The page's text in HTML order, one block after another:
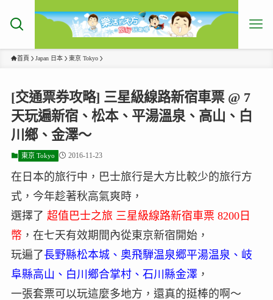
首頁 Japan 日本 東京 Tokyo
[交通票券攻略] 三星級線路新宿車票 @ 7
天玩遍新宿、松本、平湯溫泉、高山、白
川鄉、金澤～
東京 Tokyo 2016-11-23
在日本的旅行中，巴士旅行是大方比較少的旅行方
式，今年趁著秋高氣爽時，
選擇了 超值巴士之旅 三星級線路新宿車票 8200日
幣 ，在七天有效期間內從東京新宿開始，
玩遍了長野縣松本城、奥飛騨温泉郷平湯温泉、岐
阜縣高山、白川鄉合掌村、石川縣金澤，
一張套票可以玩這麼多地方，還真的挺棒的啊～